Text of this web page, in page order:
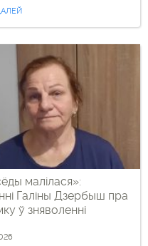
пазней увайшла ў
зборнік твораў
палітвязняў». Да
яго словаў, менавіта там
вочы бачыў, як
сістэма пакідае без […]
малілася»:
Галіны Дзербыш пра
ў зняволенні